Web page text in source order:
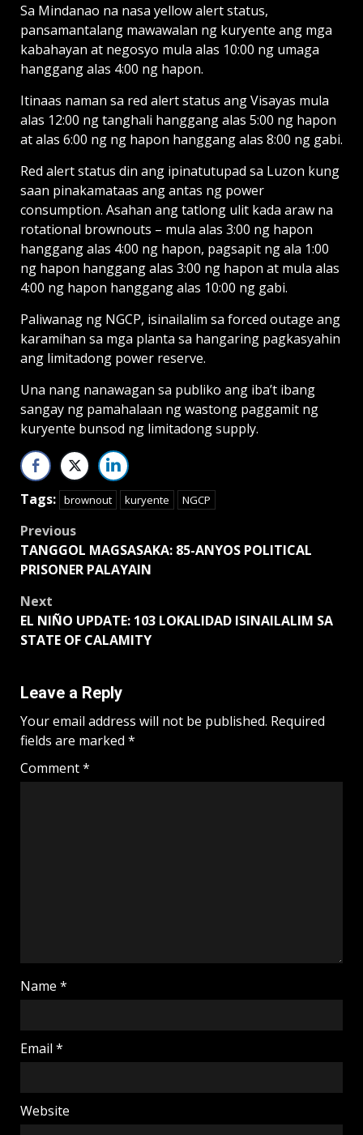
Sa Mindanao na nasa yellow alert status,
pansamantalang mawawalan ng kuryente ang mga
kabahayan at negosyo mula alas 10:00 ng umaga
hanggang alas 4:00 ng hapon.
Itinaas naman sa red alert status ang Visayas mula
alas 12:00 ng tanghali hanggang alas 5:00 ng hapon
at alas 6:00 ng ng hapon hanggang alas 8:00 ng gabi.
Red alert status din ang ipinatutupad sa Luzon kung
saan pinakamataas ang antas ng power
consumption. Asahan ang tatlong ulit kada araw na
rotational brownouts – mula alas 3:00 ng hapon
hanggang alas 4:00 ng hapon, pagsapit ng ala 1:00
ng hapon hanggang alas 3:00 ng hapon at mula alas
4:00 ng hapon hanggang alas 10:00 ng gabi.
Paliwanag ng NGCP, isinailalim sa forced outage ang
karamihan sa mga planta sa hangaring pagkasyahin
ang limitadong power reserve.
Una nang nanawagan sa publiko ang iba’t ibang
sangay ng pamahalaan ng wastong paggamit ng
kuryente bunsod ng limitadong supply.
Tags: brownout kuryente NGCP
Post
navigation
Previous
TANGGOL MAGSASAKA: 85-ANYOS POLITICAL
PRISONER PALAYAIN
Next
EL NIÑO UPDATE: 103 LOKALIDAD ISINAILALIM SA
STATE OF CALAMITY
Leave a Reply
Your email address will not be published. Required
fields are marked *
Comment*
Name *
Email *
Website